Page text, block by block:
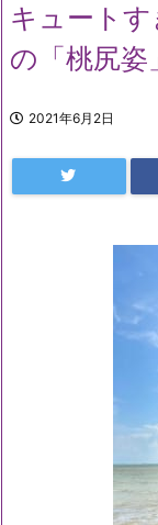
キュート
の「桃尻姿
2021年6月2日